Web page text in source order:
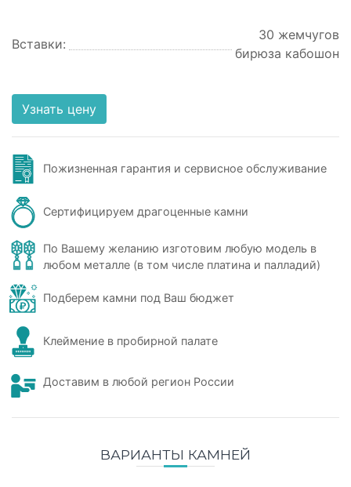
Вставки:
30 жемчугов
бирюза кабошон
Узнать цену
Пожизненная гарантия и сервисное обслуживание
Сертифицируем драгоценные камни
По Вашему желанию изготовим любую модель в
любом металле (в том числе платина и палладий)
Подберем камни под Ваш бюджет
Клеймение в пробирной палате
Доставим в любой регион России
ВАРИАНТЫ КАМНЕЙ